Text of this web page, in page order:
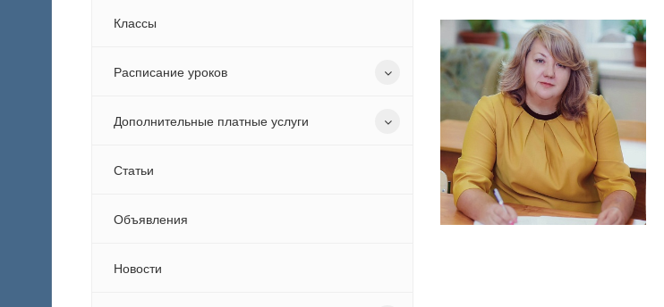
Классы
Расписание уроков
Дополнительные платные услуги
Статьи
Объявления
Новости